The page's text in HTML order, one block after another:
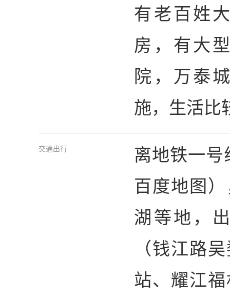
有老百姓
房，有大
院，万泰
施，生活比
交通出行
离地铁一号
百度地图
湖等地，
（钱江路
站、耀江